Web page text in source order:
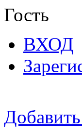
Гость
ВХОД